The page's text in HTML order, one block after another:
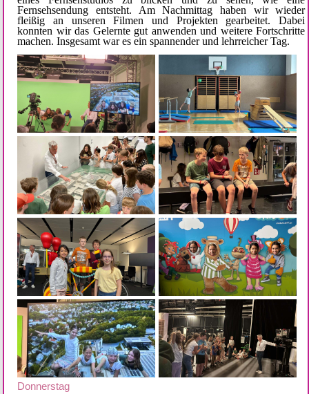
Fernsehsendung entsteht. Am Nachmittag haben wir wieder
fleißig an unseren Filmen und Projekten gearbeitet. Dabei
konnten wir das Gelernte gut anwenden und weitere Fortschritte
machen. Insgesamt war es ein spannender und lehrreicher Tag.
Donnerstag